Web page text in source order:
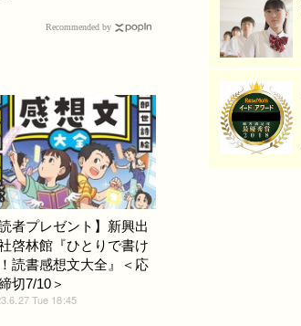
Recommended by
読者プレゼント】新興出
啓林館『ひとりで書け
読書感想文大全』＜応
切7/10＞
Tue 18:45